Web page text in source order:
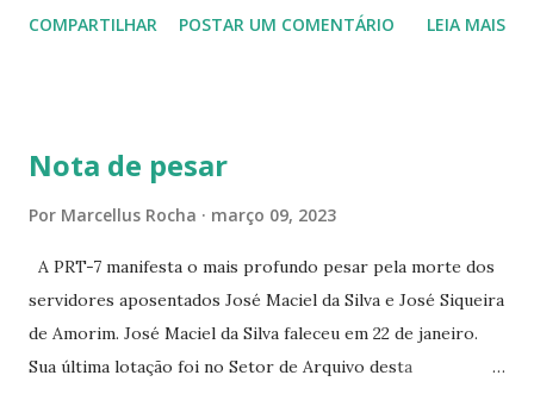
PEIXOTO 1307 ☆CINE IRIS RUA FLORIANO PEIXOTO 1206
☆CINE VIP CLUBE RUA 24 DE MAIO 825 ☆CINE ECLIPSE
COMPARTILHAR POSTAR UM COMENTÁRIO LEIA MAIS
Nota de pesar
Por Marcellus Rocha março 09, 2023
A PRT-7 manifesta o mais profundo pesar pela morte dos
servidores aposentados José Maciel da Silva e José Siqueira
de Amorim. José Maciel da Silva faleceu em 22 de janeiro.
Sua última lotação foi no Setor de Arquivo desta